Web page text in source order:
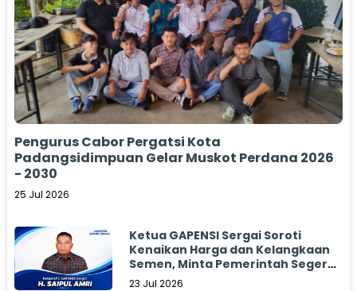
Pengurus Cabor Pergatsi Kota
Padangsidimpuan Gelar Muskot Perdana 2026
- 2030
25 Jul 2026
Ketua GAPENSI Sergai Soroti
Kenaikan Harga dan Kelangkaan
Semen, Minta Pemerintah Segera
Bertindak
23 Jul 2026